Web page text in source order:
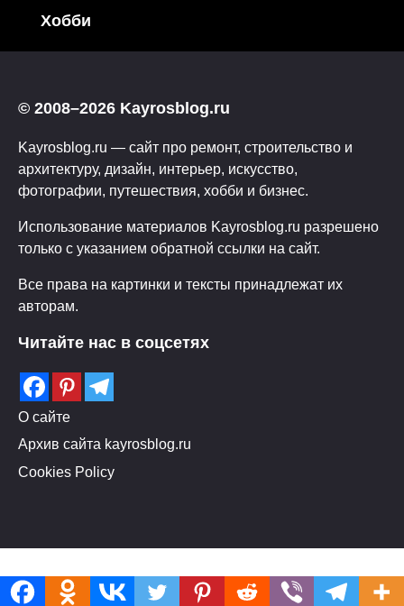
Хобби
© 2008–2026 Kayrosblog.ru
Kayrosblog.ru — сайт про ремонт, строительство и
архитектуру, дизайн, интерьер, искусство,
фотографии, путешествия, хобби и бизнес.
Использование материалов Kayrosblog.ru разрешено
только с указанием обратной ссылки на сайт.
Все права на картинки и тексты принадлежат их
авторам.
Читайте нас в соцсетях
О сайте
Архив сайта kayrosblog.ru
Cookies Policy